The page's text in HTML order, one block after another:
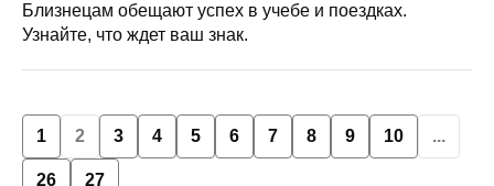
Близнецам обещают успех в учебе и поездках.
Узнайте, что ждет ваш знак.
1 2 3 4 5 6 7 8 9 10 ...
26 27